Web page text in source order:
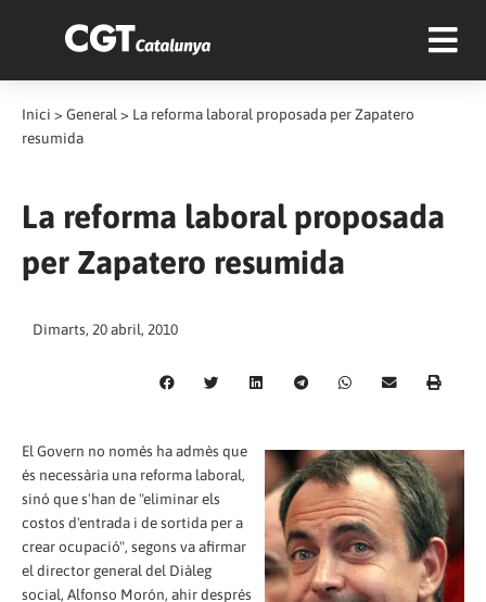
Inici > General > La reforma laboral proposada per Zapatero
resumida
La reforma laboral proposada
per Zapatero resumida
Dimarts, 20 abril, 2010
El Govern no només ha admès que
és necessària una reforma laboral,
sinó que s'han de "eliminar els
costos d'entrada i de sortida per a
crear ocupació", segons va afirmar
el director general del Diàleg
social, Alfonso Morón, ahir després